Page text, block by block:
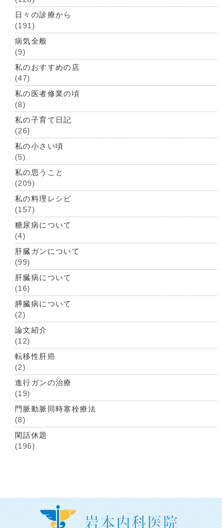
日々の診療から
(191)
病気全般
(9)
私のおすすめの店
(47)
私の医者修業の頃
(8)
私の子育て日記
(26)
私の小さい頃
(5)
私の思うこと
(209)
私の料理レシピ
(157)
糖尿病について
(4)
肝臓ガンについて
(99)
肝臓病について
(16)
膵臓病について
(2)
論文紹介
(12)
転移性肝癌
(2)
進行ガンの治療
(19)
門脈動脈同時塞栓療法
(8)
閑話休題
(196)